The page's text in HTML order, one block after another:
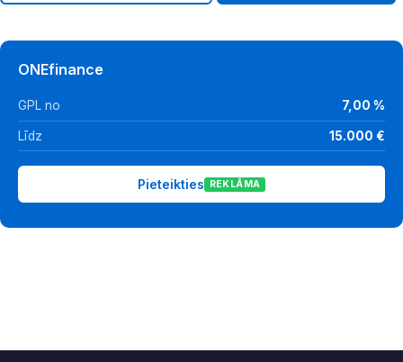
ONEfinance
GPL no 7,00 %
Līdz 15.000 €
Pieteikties REKLĀMA